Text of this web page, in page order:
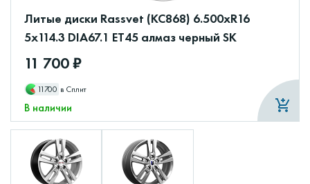
Литые диски Rassvet (КС868) 6.500xR16
5x114.3 DIA67.1 ET45 алмаз черный SK
11 700 ₽
11700 в Сплит
В наличии